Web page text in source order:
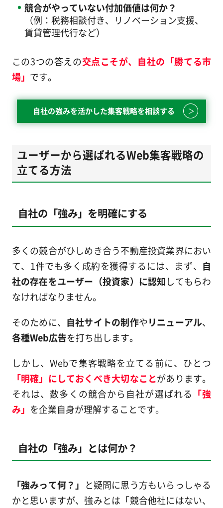
競合がやっていない付加価値は何か？
（例：税務相談付き、リノベーション支援、
賃貸管理代行など）
この3つの答えの交点こそが、自社の「勝てる市
場」 です。
自社の強みを活かした集客戦略を相談する
ユーザーから選ばれるWeb集客戦略の
立てる方法
自社の「強み」を明確にする
多くの競合がひしめき合う不動産投資業界におい
て、1件でも多く成約を獲得するには、まず、 自
社の存在をユーザー（投資家）に認知してもらわ
なければなりません。
そのために、 自社サイトの制作やリニューアル、
各種Web広告を打ち出します。
しかし、Webで集客戦略を立てる前に、ひとつ
「明確」にしておくべき大切なことがあります。
それは、数多くの競合から自社が選ばれる 「強
み」 を企業自身が理解することです。
自社の「強み」とは何か？
「強みって何？」 と疑問に思う方もいらっしゃる
かと思いますが、強みとは「競合他社にはない、